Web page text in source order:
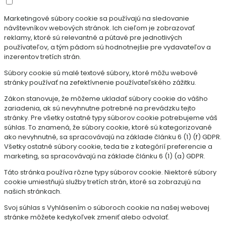
Marketingové súbory cookie sa používajú na sledovanie
návštevníkov webových stránok. Ich cieľom je zobrazovať
reklamy, ktoré sú relevantné a pútavé pre jednotlivých
používateľov, a tým pádom sú hodnotnejšie pre vydavateľov a
inzerentov tretích strán.
Súbory cookie sú malé textové súbory, ktoré môžu webové
stránky používať na zefektívnenie používateľského zážitku.
Zákon stanovuje, že môžeme ukladať súbory cookie do vášho
zariadenia, ak sú nevyhnutne potrebné na prevádzku tejto
stránky. Pre všetky ostatné typy súborov cookie potrebujeme váš
súhlas. To znamená, že súbory cookie, ktoré sú kategorizované
ako nevyhnutné, sa spracovávajú na základe článku 6 (1) (f) GDPR.
Všetky ostatné súbory cookie, teda tie z kategórií preferencie a
marketing, sa spracovávajú na základe článku 6 (1) (a) GDPR.
Táto stránka používa rôzne typy súborov cookie. Niektoré súbory
cookie umiestňujú služby tretích strán, ktoré sa zobrazujú na
našich stránkach.
Svoj súhlas s Vyhlásením o súboroch cookie na našej webovej
stránke môžete kedykoľvek zmeniť alebo odvolať.